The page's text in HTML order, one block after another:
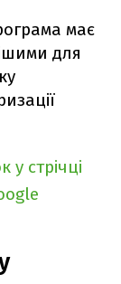
має
для
стрічці